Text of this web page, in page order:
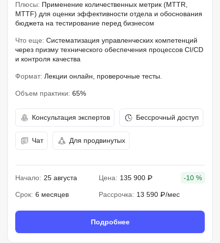
Плюсы: Применение количественных метрик (MTTR,
MTTF) для оценки эффективности отдела и обоснования
бюджета на тестирование перед бизнесом
Что еще: Систематизация управленческих компетенций
через призму технического обеспечения процессов CI/CD
и контроля качества
Формат: Лекции онлайн, проверочные тесты.
Объем практики: 65%
Консультация экспертов Бессрочный доступ
Чат Для продвинутых
Начало: 25 августа Цена: 135 900 ₽ -10 %
Срок: 6 месяцев Рассрочка: 13 590 ₽/мес
Подробнее